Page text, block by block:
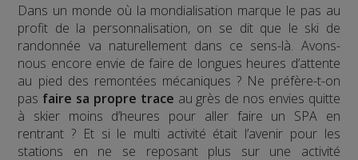
Dans un monde où la mondialisation marque le pas au
profit de la personnalisation, on se dit que le ski de
randonnée va naturellement dans ce sens-là. Avons-
nous encore envie de faire de longues heures d’attente
au pied des remontées mécaniques ? Ne préfère-t-on
pas faire sa propre trace au grès de nos envies quitte
à skier moins d’heures pour aller faire un SPA en
rentrant ? Et si le multi activité était l’avenir pour les
stations en ne se reposant plus sur une activité